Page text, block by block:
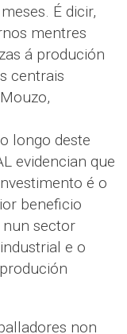
É dicir,
mentres
á produción
centrais
longo deste
evidencian que
é o
beneficio
sector
e o
non